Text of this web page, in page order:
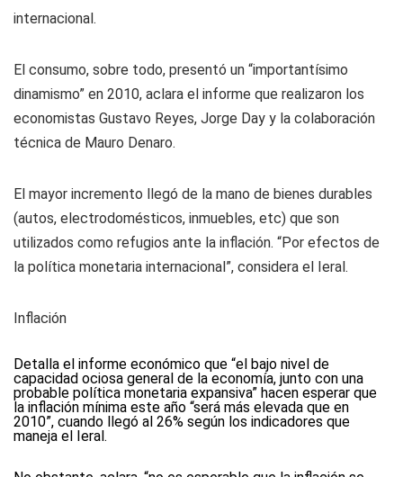
internacional.
El consumo, sobre todo, presentó un “importantísimo
dinamismo” en 2010, aclara el informe que realizaron los
economistas Gustavo Reyes, Jorge Day y la colaboración
técnica de Mauro Denaro.
El mayor incremento llegó de la mano de bienes durables
(autos, electrodomésticos, inmuebles, etc) que son
utilizados como refugios ante la inflación. “Por efectos de
la política monetaria internacional”, considera el Ieral.
Inflación
Detalla el informe económico que “el bajo nivel de
capacidad ociosa general de la economía, junto con una
probable política monetaria expansiva” hacen esperar que
la inflación mínima este año “será más elevada que en
2010”, cuando llegó al 26% según los indicadores que
maneja el Ieral.